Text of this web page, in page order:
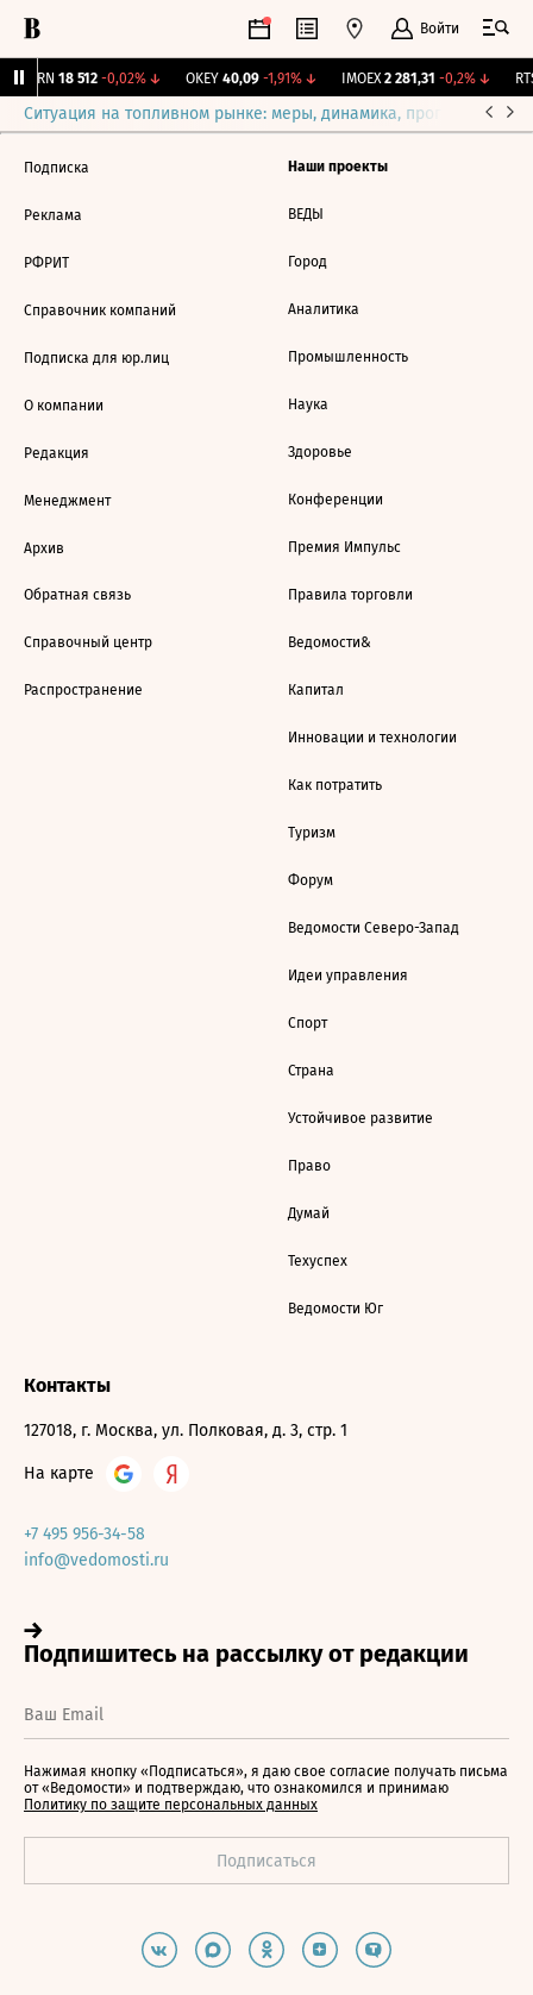
Войти
AKRN 18 512 -0,02%↓ OKEY 40,09 -1,91%↓ IMOEX 2 281,31 -0,2%↓
Ситуация на топливном рынке: меры, динамика, прогнозы
Подписка
Реклама
РФРИТ
Справочник компаний
Подписка для юр.лиц
О компании
Редакция
Менеджмент
Архив
Обратная связь
Справочный центр
Распространение
Наши проекты
ВЕДЫ
Город
Аналитика
Промышленность
Наука
Здоровье
Конференции
Премия Импульс
Правила торговли
Ведомости&
Капитал
Инновации и технологии
Как потратить
Туризм
Форум
Ведомости Северо-Запад
Идеи управления
Спорт
Страна
Устойчивое развитие
Право
Думай
Техуспех
Ведомости Юг
Контакты
127018, г. Москва, ул. Полковая, д. 3, стр. 1
На карте
+7 495 956-34-58
info@vedomosti.ru
Нажимая кнопку «Подписаться», я даю свое согласие получать письма
от «Ведомости» и подтверждаю, что ознакомился и принимаю
Политику по защите персональных данных